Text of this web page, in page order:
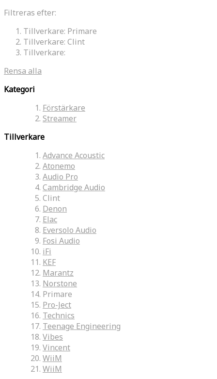
Filtreras efter:
Tillverkare: Primare
Tillverkare: Clint
Tillverkare:
Rensa alla
Kategori
Förstärkare
Streamer
Tillverkare
Advance Acoustic
Atonemo
Audio Pro
Cambridge Audio
Clint
Denon
Elac
Eversolo Audio
Fosi Audio
iFi
KEF
Marantz
Norstone
Primare
Pro-Ject
Technics
Teenage Engineering
Vibes
Vincent
WiiM
WiiM